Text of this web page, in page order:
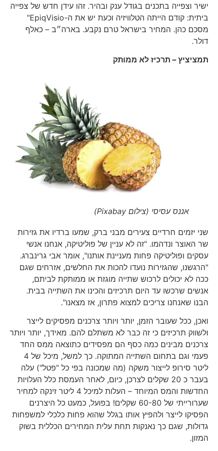
ישיר וצפייה בתכנים בגודל ענק ובהיר. זהו עידן חדש של צפייה
ביתית: קודם הייתה הטלוויזיה וכעת יש את ה-EpiqVisio"
מסכם כהן. המחיר בישראל טרם נקבע. בארה״ב – כאלף
דולר.
תמציציץ – תרכיז לא ממותק
אננס עסיסי (צילום Pixabay)
שני יזמים חרדיים צעירים מבני ברק, שמעו ברדיו את גזירות
שר האוצר ונדהמו. "זה לא עניין של פוליטיקה, אנחנו אנשי
עסקים ופוליטיקה פחות מעניינת אותנו", אומר אבי גרינברג.
"הרגשנו, שהגזירות נועדו להכות את החלשים, אזרחים שגם
ככה לא יכולים לרכוש שתייה מוגזת או ממותקת לביתם,
אנשים שרכשו עד היום תרכיזים והכינו את השתייה בבית.
הבנו שאנחנו צריכים למצוא פתרון, אז מצאנו".
ואכן, ככל שעובר הזמן, יותר ויותר צרכנים מפסיקים לייצר
ולשווק תרכיזים כי זה כבר לא משתלם להם. מאידך, יותר ויותר
צרכנים מבינים כמה כסף הם מפסידים כתוצאה ממס החד
פעמי וגם בתחום השתייה המתוקה. כך למשל, מיכל של 4
ליטר סירופ לייצור משקה (מה שמכונה בפי כל "פטל") עלה
בעבר כ 20 שקלים לצרכן, כיום, לאחר העמסת כלל העלויות
החדשות והמס המיוחד – העלות למיכל 4 ליטר זינקה למחיר
שערורייתי של 60-80 שקלים! בפועל, כמעט כל היצרנים
הפסיקו לייצר ולהפיץ אותו בגלל שהוא פחות כלכלי למשפחות
גדולות, שגם כך נאנקות תחת עלית המחירים הכללית בשוק
המזון.